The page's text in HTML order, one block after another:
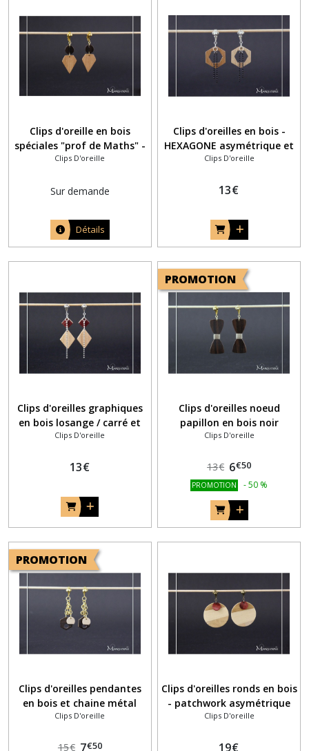
Clips d'oreille en bois
spéciales "prof de Maths" -
formes géométriques
Clips D'oreille
Sur demande
Détails
Clips d'oreilles en bois -
HEXAGONE asymétrique et
chaine boule
Clips D'oreille
13€
Clips d'oreilles graphiques
en bois losange / carré et
chaine boule
Clips D'oreille
13€
PROMOTION
Clips d'oreilles noeud
papillon en bois noir
Clips D'oreille
13€ 6€50
PROMOTION -50 %
PROMOTION
Clips d'oreilles pendantes
en bois et chaine métal
Clips D'oreille
15€ 7€50
Clips d'oreilles ronds en bois
- patchwork asymétrique
Clips D'oreille
19€